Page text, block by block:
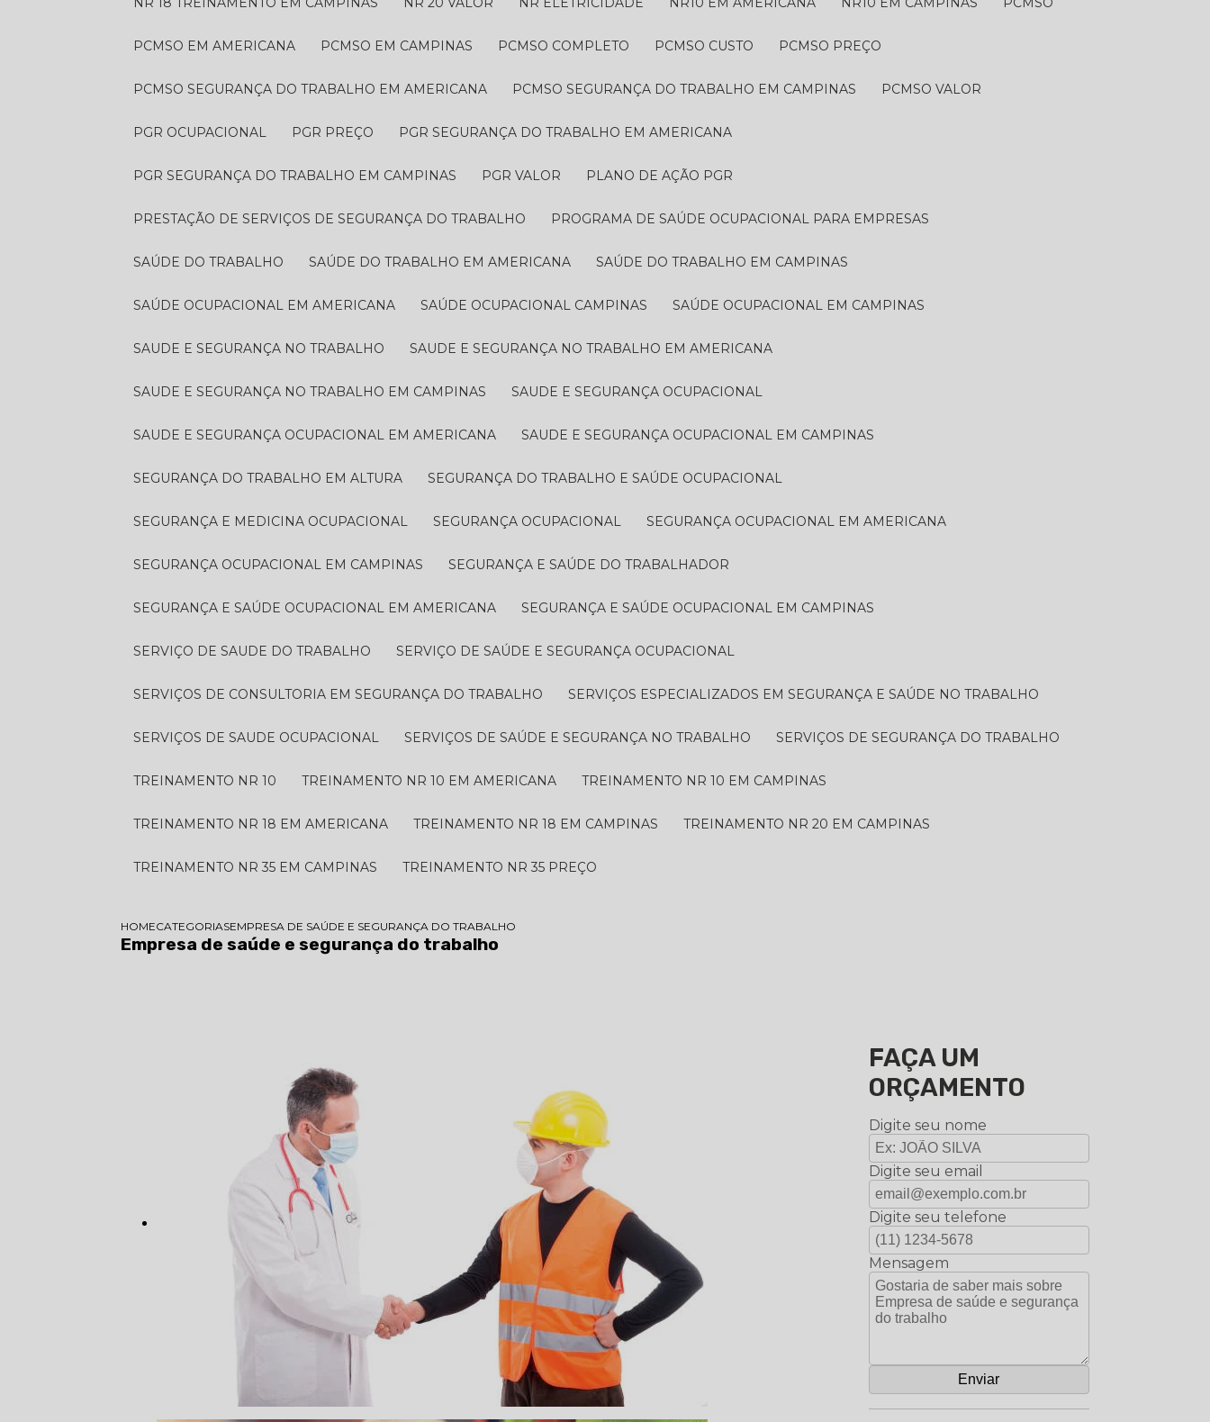
PCMSO EM AMERICANA PCMSO EM CAMPINAS PCMSO COMPLETO PCMSO CUSTO PCMSO PREÇO
PCMSO SEGURANÇA DO TRABALHO EM AMERICANA PCMSO SEGURANÇA DO TRABALHO EM CAMPINAS PCMSO VALOR
PGR OCUPACIONAL PGR PREÇO PGR SEGURANÇA DO TRABALHO EM AMERICANA
PGR SEGURANÇA DO TRABALHO EM CAMPINAS PGR VALOR PLANO DE AÇÃO PGR
PRESTAÇÃO DE SERVIÇOS DE SEGURANÇA DO TRABALHO PROGRAMA DE SAÚDE OCUPACIONAL PARA EMPRESAS
SAÚDE DO TRABALHO SAÚDE DO TRABALHO EM AMERICANA SAÚDE DO TRABALHO EM CAMPINAS
SAÚDE OCUPACIONAL EM AMERICANA SAÚDE OCUPACIONAL CAMPINAS SAÚDE OCUPACIONAL EM CAMPINAS
SAUDE E SEGURANÇA NO TRABALHO SAUDE E SEGURANÇA NO TRABALHO EM AMERICANA
SAUDE E SEGURANÇA NO TRABALHO EM CAMPINAS SAUDE E SEGURANÇA OCUPACIONAL
SAUDE E SEGURANÇA OCUPACIONAL EM AMERICANA SAUDE E SEGURANÇA OCUPACIONAL EM CAMPINAS
SEGURANÇA DO TRABALHO EM ALTURA SEGURANÇA DO TRABALHO E SAÚDE OCUPACIONAL
SEGURANÇA E MEDICINA OCUPACIONAL SEGURANÇA OCUPACIONAL SEGURANÇA OCUPACIONAL EM AMERICANA
SEGURANÇA OCUPACIONAL EM CAMPINAS SEGURANÇA E SAÚDE DO TRABALHADOR
SEGURANÇA E SAÚDE OCUPACIONAL EM AMERICANA SEGURANÇA E SAÚDE OCUPACIONAL EM CAMPINAS
SERVIÇO DE SAUDE DO TRABALHO SERVIÇO DE SAÚDE E SEGURANÇA OCUPACIONAL
SERVIÇOS DE CONSULTORIA EM SEGURANÇA DO TRABALHO SERVIÇOS ESPECIALIZADOS EM SEGURANÇA E SAÚDE NO TRABALHO
SERVIÇOS DE SAUDE OCUPACIONAL SERVIÇOS DE SAÚDE E SEGURANÇA NO TRABALHO SERVIÇOS DE SEGURANÇA DO TRABALHO
TREINAMENTO NR 10 TREINAMENTO NR 10 EM AMERICANA TREINAMENTO NR 10 EM CAMPINAS
TREINAMENTO NR 18 EM AMERICANA TREINAMENTO NR 18 EM CAMPINAS TREINAMENTO NR 20 EM CAMPINAS
TREINAMENTO NR 35 EM CAMPINAS TREINAMENTO NR 35 PREÇO
HOMECATEGORIASEMPRESA DE SAÚDE E SEGURANÇA DO TRABALHO
Empresa de saúde e segurança do trabalho
FAÇA UM
ORÇAMENTO
Digite seu nome
Digite seu email
Digite seu telefone
Mensagem